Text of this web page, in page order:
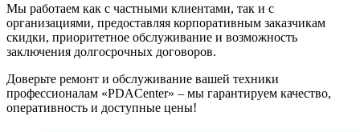
Мы работаем как с частными клиентами, так и с
организациями, предоставляя корпоративным заказчикам
скидки, приоритетное обслуживание и возможность
заключения долгосрочных договоров.
Доверьте ремонт и обслуживание вашей техники
профессионалам «PDACenter» – мы гарантируем качество,
оперативность и доступные цены!